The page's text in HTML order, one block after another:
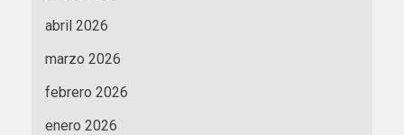
abril 2026
marzo 2026
febrero 2026
enero 2026